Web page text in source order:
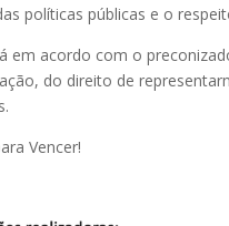
políticas públicas e o
em acordo com o
do direito de
Vencer!